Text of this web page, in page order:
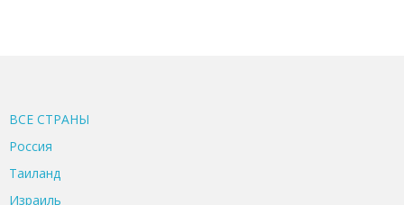
ВСЕ CТРАНЫ
Россия
Таиланд
Израиль